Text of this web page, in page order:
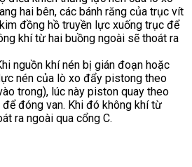
hai bên, các bánh răng của trục vít
đồng hồ truyền lực xuống trục để
khí từ hai buồng ngoài sẽ thoát ra
nguồn khí nén bị gián đoạn hoặc
nén của lò xo đẩy pistong theo
trong), lúc này piston quay theo
đóng van. Khi đó không khí từ
ra ngoài qua cổng C.